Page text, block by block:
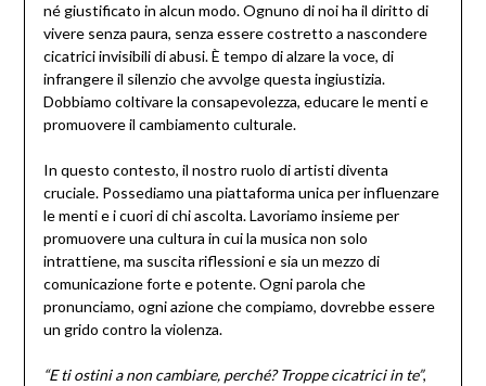
né giustificato in alcun modo. Ognuno di noi ha il diritto di
vivere senza paura, senza essere costretto a nascondere
cicatrici invisibili di abusi. È tempo di alzare la voce, di
infrangere il silenzio che avvolge questa ingiustizia.
Dobbiamo coltivare la consapevolezza, educare le menti e
promuovere il cambiamento culturale.
In questo contesto, il nostro ruolo di artisti diventa
cruciale. Possediamo una piattaforma unica per influenzare
le menti e i cuori di chi ascolta. Lavoriamo insieme per
promuovere una cultura in cui la musica non solo
intrattiene, ma suscita riflessioni e sia un mezzo di
comunicazione forte e potente. Ogni parola che
pronunciamo, ogni azione che compiamo, dovrebbe essere
un grido contro la violenza.
“E ti ostini a non cambiare, perché? Troppe cicatrici in te”,